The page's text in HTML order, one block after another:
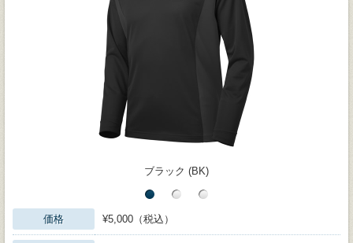
ブラック (BK)
価格 ¥5,000（税込）